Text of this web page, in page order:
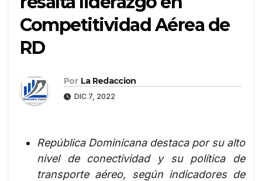
Competitividad Aérea de
RD
Por La Redaccion
DIC 7, 2022
República Dominicana destaca por su alto
nivel de conectividad y su política de
transporte aéreo, según indicadores de